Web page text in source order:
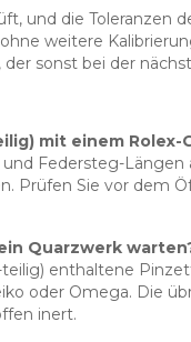
und die
weitere
sonst bei der
mit einem
Federsteg-
Prüfen Sie vor dem
Quarzwerk
enthaltene
oder Omega. Die
inert.